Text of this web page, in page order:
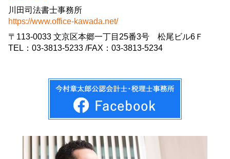
川田司法書士事務所
https://www.office-kawada.net/
〒113-0033 文京区本郷一丁目25番3号 松尾ビル6Ｆ
TEL：03-3813-5233 /FAX：03-3813-5234